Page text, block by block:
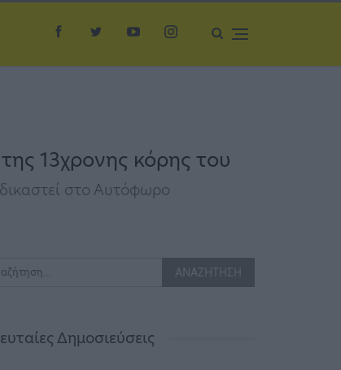
13χρονης κόρης του
στο Αυτόφωρο
Δημοσιεύσεις